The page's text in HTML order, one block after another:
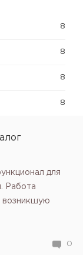
8
8
8
8
для
Работа
возникшую
0